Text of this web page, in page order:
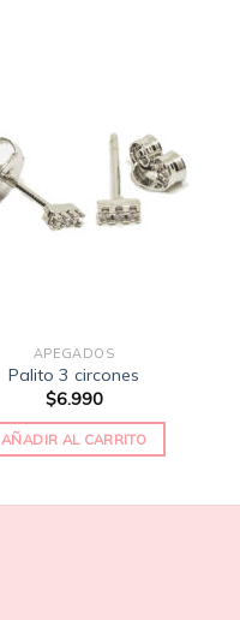
de
deseos
APEGADOS
Palito 3 circones
$6.990
AÑADIR AL CARRITO